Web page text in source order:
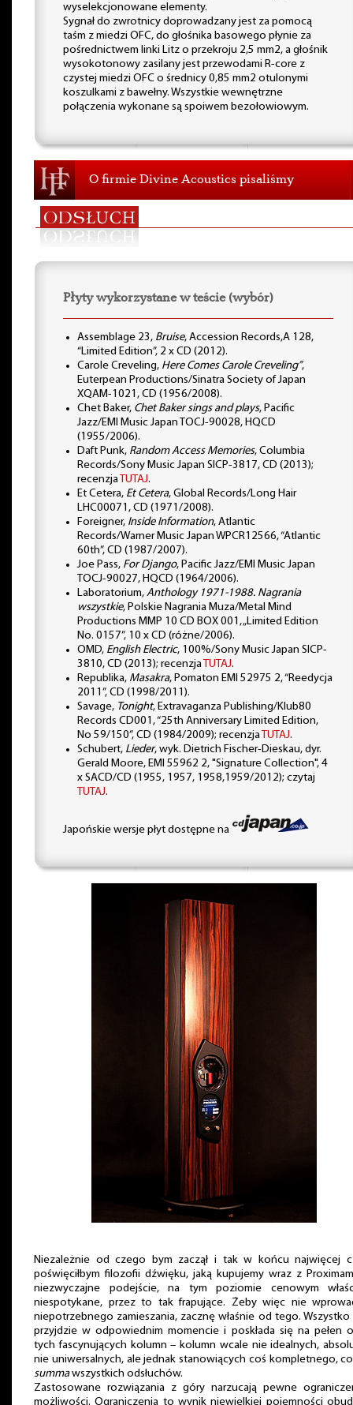
wyselekcjonowane elementy.
Sygnał do zwrotnicy doprowadzany jest za pomocą
taśm z miedzi OFC, do głośnika basowego płynie za
pośrednictwem linki Litz o przekroju 2,5 mm2, a głośnik
wysokotonowy zasilany jest przewodami R-core z
czystej miedzi OFC o średnicy 0,85 mm2 otulonymi
koszulkami z bawełny. Wszystkie wewnętrzne
połączenia wykonane są spoiwem bezołowiowym.
O firmie Divine Acoustics pisaliśmy
Płyty wykorzystane w teście (wybór)
Assemblage 23, Bruise, Accession Records,A 128,
“Limited Edition”, 2 x CD (2012).
Carole Creveling, Here Comes Carole Creveling”,
Euterpean Productions/Sinatra Society of Japan
XQAM-1021, CD (1956/2008).
Chet Baker, Chet Baker sings and plays, Pacific
Jazz/EMI Music Japan TOCJ-90028, HQCD
(1955/2006).
Daft Punk, Random Access Memories, Columbia
Records/Sony Music Japan SICP-3817, CD (2013);
recenzjaTUTAJ.
Et Cetera, Et Cetera, Global Records/Long Hair
LHC00071, CD (1971/2008).
Foreigner, Inside Information, Atlantic
Records/Warner Music Japan WPCR12566, “Atlantic
60th”, CD (1987/2007).
Joe Pass, For Django, Pacific Jazz/EMI Music Japan
TOCJ-90027, HQCD (1964/2006).
Laboratorium, Anthology 1971-1988. Nagrania
wszystkie, Polskie Nagrania Muza/Metal Mind
Productions MMP 10 CD BOX 001, „Limited Edition
No. 0157”, 10 x CD (różne/2006).
OMD, English Electric, 100%/Sony Music Japan SICP-
3810, CD (2013); recenzjaTUTAJ.
Republika, Masakra, Pomaton EMI 52975 2, “Reedycja
2011”, CD (1998/2011).
Savage, Tonight, Extravaganza Publishing/Klub80
Records CD001, “25th Anniversary Limited Edition,
No 59/150”, CD (1984/2009); recenzjaTUTAJ.
Schubert, Lieder, wyk. Dietrich Fischer-Dieskau, dyr.
Gerald Moore, EMI 55962 2, "Signature Collection", 4
x SACD/CD (1955, 1957, 1958,1959/2012); czytaj
TUTAJ.
Japońskie wersje płyt dostępne na
Niezależnie od czego bym zaczął i tak w końcu najwięcej
poświęciłbym filozofii dźwięku, jaką kupujemy wraz z
niezwyczajne podejście, na tym poziomie cenowym
niespotykane, przez to tak frapujące. Żeby więc nie
niepotrzebnego zamieszania, zacznę właśnie od tego. Wszystko
przyjdzie w odpowiednim momencie i poskłada się na pełen
tych fascynujących kolumn – kolumn wcale nie idealnych,
nie uniwersalnych, ale jednak stanowiących coś kompletnego,
summawszystkich odsłuchów.
Zastosowane rozwiązania z góry narzucają pewne
możliwości. Ograniczenia to wynik niewielkiej pojemności